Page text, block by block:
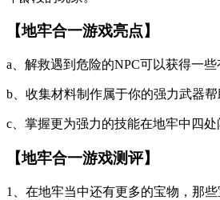
【地牢合一游戏亮点】
a、解救遇到危险的NPC可以获得一
b、收集材料制作属于你的强力武器
c、掌握更为强力的技能在地牢中四处
【地牢合一游戏测评】
1、在地牢当中还有更多的宝物，那